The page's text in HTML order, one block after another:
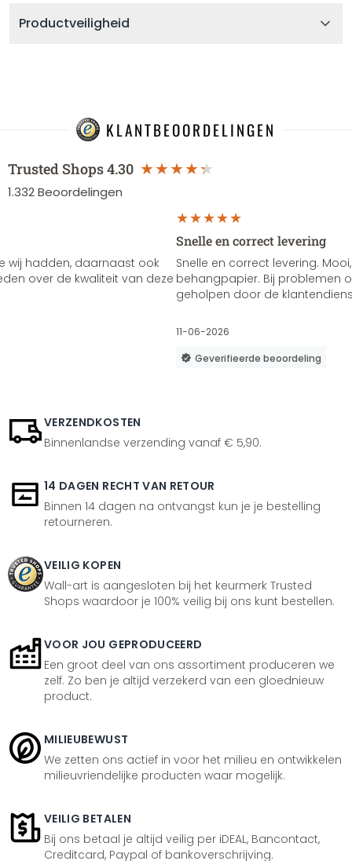
Productveiligheid
KLANTBEOORDELINGEN
Trusted Shops4.30
1.332Beoordelingen
wij hadden, daarnaast ook
over de kwaliteit van deze
Snelle en correct levering
Snelle en correct levering.
behangpapier. Bij problemen
geholpen door de
11-06-2026
Geverifieerde beoordeling
VERZENDKOSTEN
Binnenlandse verzending vanaf € 5,90.
14 DAGEN RECHT VAN RETOUR
Binnen 14 dagen na ontvangst kun je je bestelling
retourneren.
VEILIG KOPEN
Wall-art is aangesloten bij het keurmerk Trusted
Shops waardoor je 100% veilig bij ons kunt bestellen.
VOOR JOU GEPRODUCEERD
Een groot deel van ons assortiment produceren we
zelf. Zo ben je altijd verzekerd van een gloednieuw
product.
MILIEUBEWUST
We zetten ons actief in voor het milieu en ontwikkelen
milieuvriendelijke producten waar mogelijk.
VEILIG BETALEN
Bij ons betaal je altijd veilig per iDEAL, Bancontact,
Creditcard, Paypal of bankoverschrijving.